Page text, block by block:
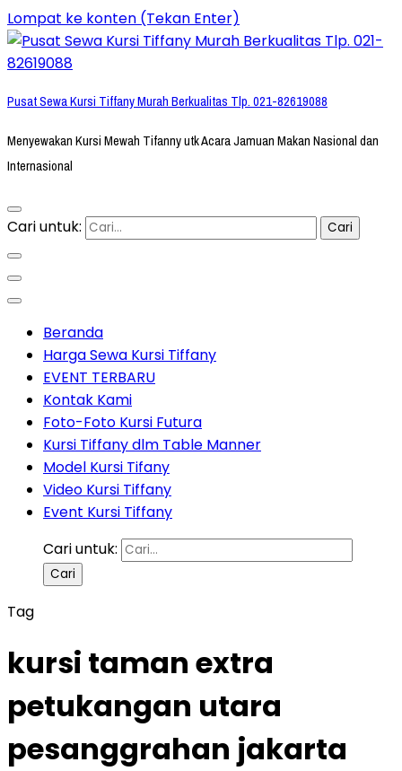
Lompat ke konten (Tekan Enter)
Pusat Sewa Kursi Tiffany Murah Berkualitas Tlp. 021-82619088
Menyewakan Kursi Mewah Tifanny utk Acara Jamuan Makan Nasional dan
Internasional
Cari untuk:
Beranda
Harga Sewa Kursi Tiffany
EVENT TERBARU
Kontak Kami
Foto-Foto Kursi Futura
Kursi Tiffany dlm Table Manner
Model Kursi Tifany
Video Kursi Tiffany
Event Kursi Tiffany
Cari untuk:
Tag
kursi taman extra
petukangan utara
pesanggrahan jakarta